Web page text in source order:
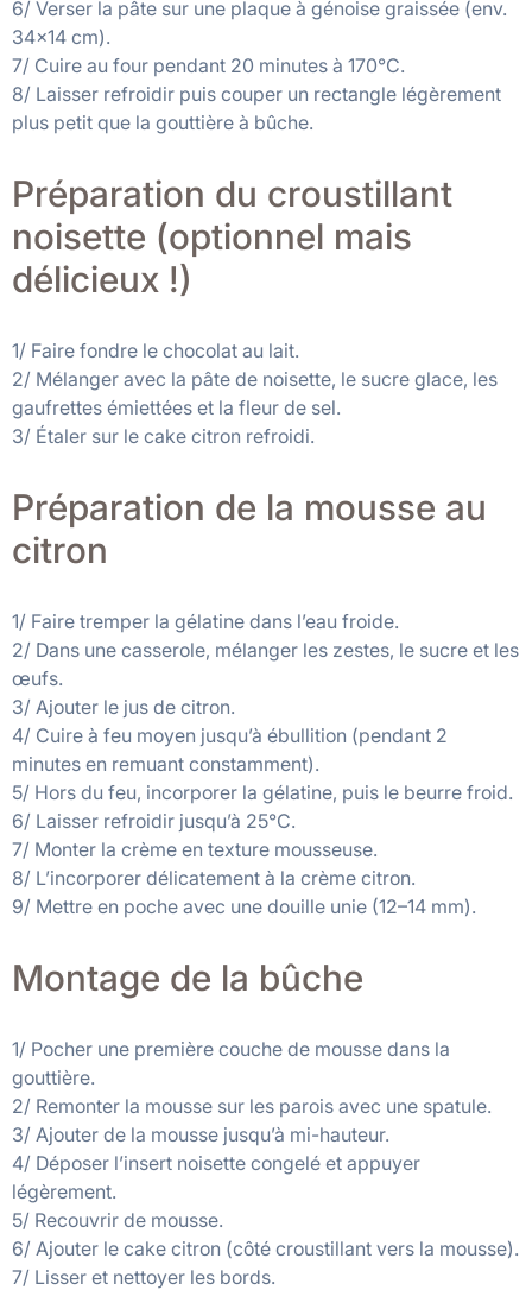
6/ Verser la pâte sur une plaque à génoise graissée (env.
34×14 cm).
7/ Cuire au four pendant 20 minutes à 170°C.
8/ Laisser refroidir puis couper un rectangle légèrement
plus petit que la gouttière à bûche.
Préparation du croustillant
noisette (optionnel mais
délicieux !)
1/ Faire fondre le chocolat au lait.
2/ Mélanger avec la pâte de noisette, le sucre glace, les
gaufrettes émiettées et la fleur de sel.
3/ Étaler sur le cake citron refroidi.
Préparation de la mousse au
citron
1/ Faire tremper la gélatine dans l’eau froide.
2/ Dans une casserole, mélanger les zestes, le sucre et les
œufs.
3/ Ajouter le jus de citron.
4/ Cuire à feu moyen jusqu’à ébullition (pendant 2
minutes en remuant constamment).
5/ Hors du feu, incorporer la gélatine, puis le beurre froid.
6/ Laisser refroidir jusqu’à 25°C.
7/ Monter la crème en texture mousseuse.
8/ L’incorporer délicatement à la crème citron.
9/ Mettre en poche avec une douille unie (12–14 mm).
Montage de la bûche
1/ Pocher une première couche de mousse dans la
gouttière.
2/ Remonter la mousse sur les parois avec une spatule.
3/ Ajouter de la mousse jusqu’à mi-hauteur.
4/ Déposer l’insert noisette congelé et appuyer
légèrement.
5/ Recouvrir de mousse.
6/ Ajouter le cake citron (côté croustillant vers la mousse).
7/ Lisser et nettoyer les bords.